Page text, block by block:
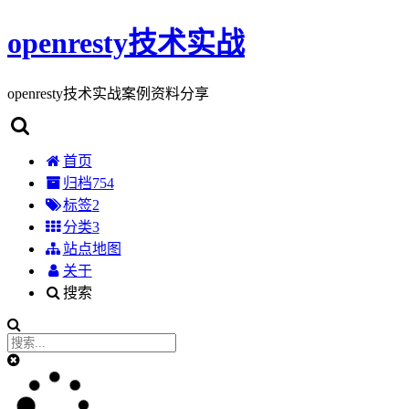
openresty技术实战
openresty技术实战案例资料分享
首页
归档754
标签2
分类3
站点地图
关于
搜索